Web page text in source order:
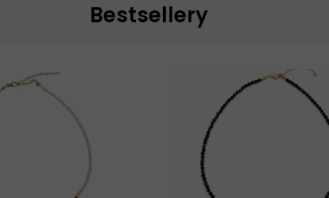
Bestsellery